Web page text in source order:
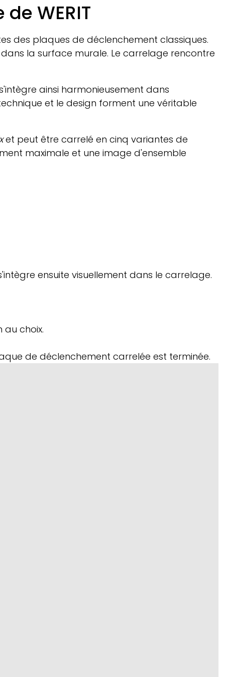
deWERIT
des plaques de déclenchement classiques.
la surface murale. Le carrelage rencontre
ainsi harmonieusement dans
et le design forment une véritable
et peut être carrelé en cinq variantes de
maximale et une image d'ensemble
ensuite visuellement dans le carrelage.
choix.
de déclenchement carrelée est terminée.